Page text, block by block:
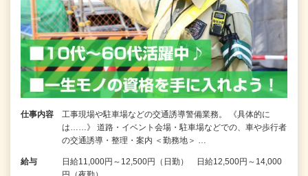
仕事内容
工事現場や駐車場などの交通誘導警備業務。 《具体的に
は……》 道路・イベント会場・駐車場などでの、車や歩行者
の交通誘導・整理・案内 ＜勤務地＞ …
給与
日給11,000円～12,500円（日勤） 日給12,500円～14,000